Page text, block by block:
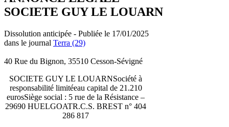
SOCIETE GUY LE LOUARN
Dissolution anticipée - Publiée le 17/01/2025
dans le journal Terra (29)
40 Rue du Bignon, 35510 Cesson-Sévigné
SOCIETE GUY LE LOUARNSociété à
responsabilité limitéeau capital de 21.210
eurosSiège social : 5 rue de la Résistance –
29690 HUELGOATR.C.S. BREST n° 404
286 817